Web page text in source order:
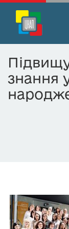
й
и
н
о
г
знання